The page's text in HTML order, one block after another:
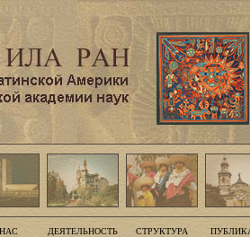
ДЕЯТЕЛЬНОСТЬ СТРУКТУРА